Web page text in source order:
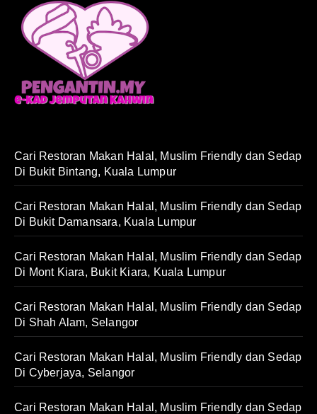
Cari Restoran Makan Halal, Muslim Friendly dan Sedap
Di Bukit Bintang, Kuala Lumpur
Cari Restoran Makan Halal, Muslim Friendly dan Sedap
Di Bukit Damansara, Kuala Lumpur
Cari Restoran Makan Halal, Muslim Friendly dan Sedap
Di Mont Kiara, Bukit Kiara, Kuala Lumpur
Cari Restoran Makan Halal, Muslim Friendly dan Sedap
Di Shah Alam, Selangor
Cari Restoran Makan Halal, Muslim Friendly dan Sedap
Di Cyberjaya, Selangor
Cari Restoran Makan Halal, Muslim Friendly dan Sedap